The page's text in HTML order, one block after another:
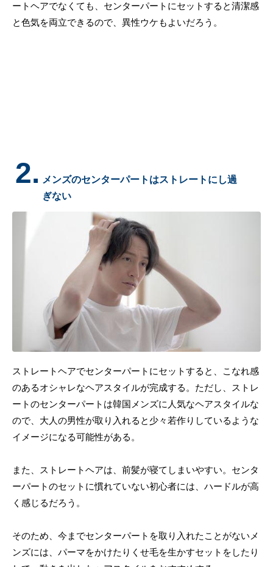
ートヘアでなくても、センターパートにセットすると清潔感
と色気を両立できるので、異性ウケもよいだろう。
2. メンズのセンターパートはストレートにし過
ぎない
ストレートヘアでセンターパートにセットすると、こなれ感
のあるオシャレなヘアスタイルが完成する。ただし、ストレ
ートのセンターパートは韓国メンズに人気なヘアスタイルな
ので、大人の男性が取り入れると少々若作りしているような
イメージになる可能性がある。
また、ストレートヘアは、前髪が寝てしまいやすい。センタ
ーパートのセットに慣れていない初心者には、ハードルが高
く感じるだろう。
そのため、今までセンターパートを取り入れたことがないメ
ンズには、パーマをかけたりくせ毛を生かすセットをしたり